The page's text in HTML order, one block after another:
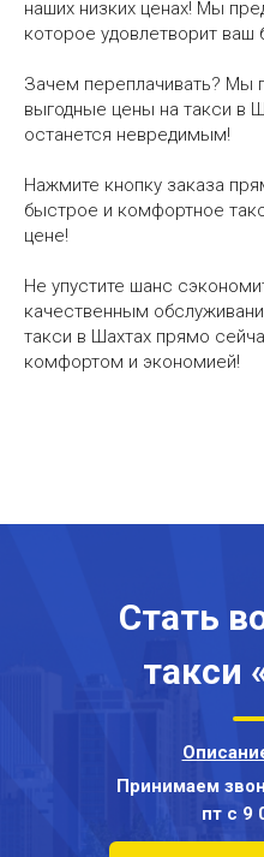
наших низких ценах! Мы
которое удовлетворит ваш
Зачем переплачивать? Мы
выгодные цены на такси в
останется невредимым!
Нажмите кнопку заказа
быстрое и комфортное
цене!
Не упустите шанс
качественным
такси в Шахтах прямо
комфортом и экономией!
Стать
такси
Принимаем
пт с 9